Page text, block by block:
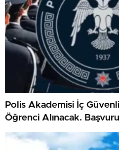
Polis Akademisi İç
Öğrenci Alınacak.
Başladı